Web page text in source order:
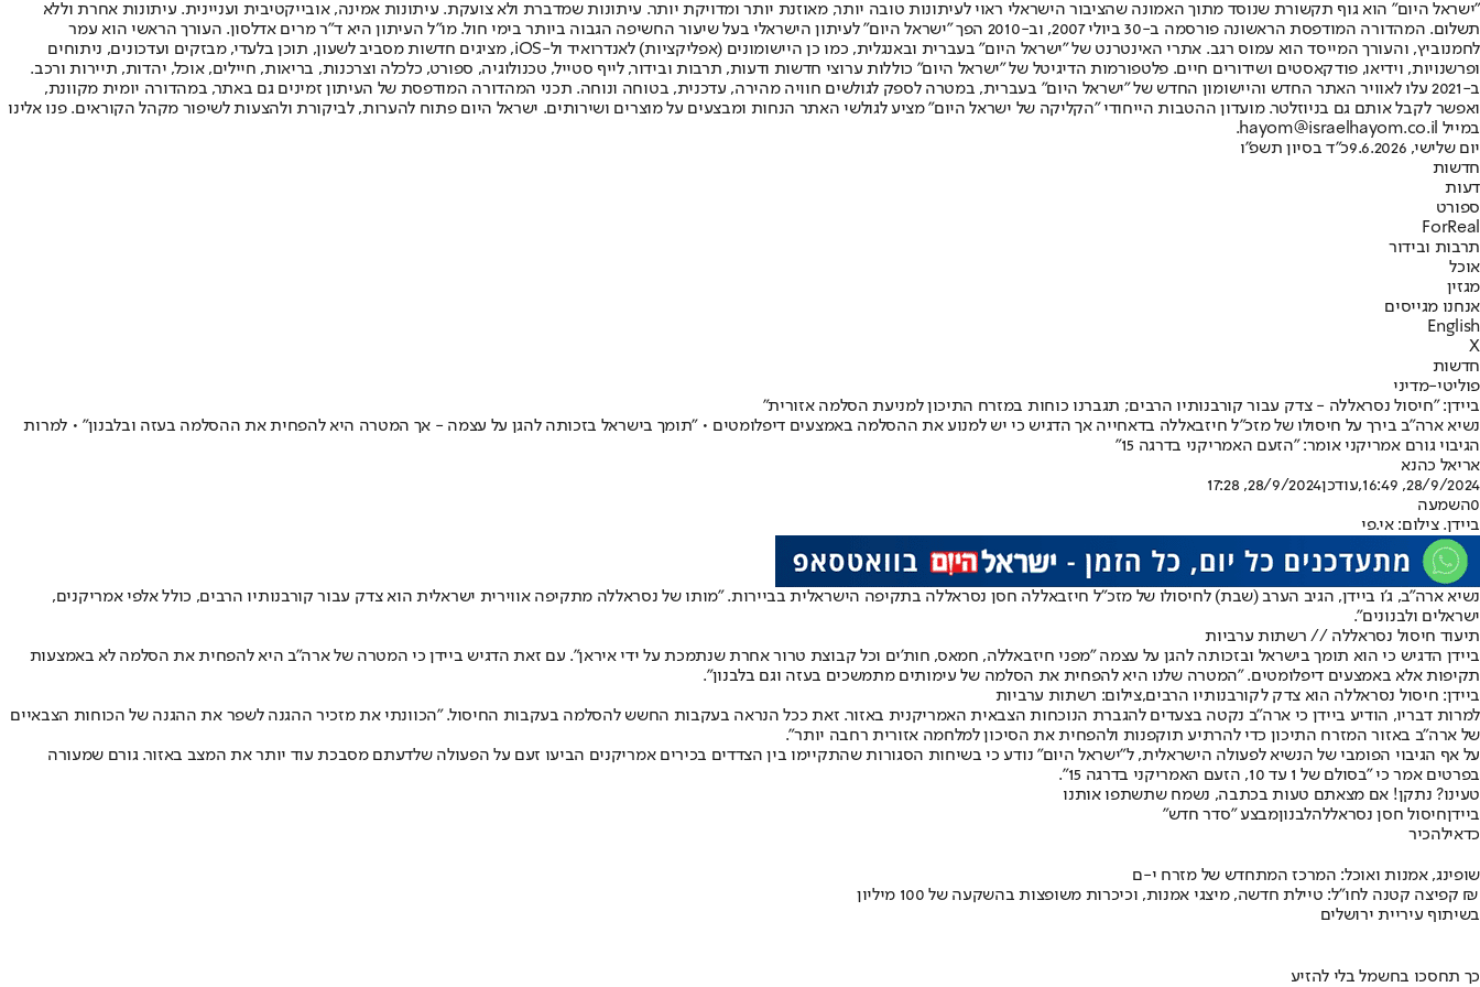
"ישראל היום" הוא גוף תקשורת שנוסד מתוך האמונה שהציבור הישראלי ראוי לעיתונות טובה יותר, מאוזנת יותר ומדויקת יותר. עיתונות שמדברת ולא צועקת. עיתונות אמינה, אובייקטיבית ועניינית. עיתונות אחרת וללא
תשלום. המהדורה המודפסת הראשונה פורסמה ב-30 ביולי 2007, וב-2010 הפך "ישראל היום" לעיתון הישראלי בעל שיעור החשיפה הגבוה ביותר בימי חול. מו"ל העיתון היא ד"ר מרים אדלסון. העורך הראשי הוא עמר
לחמנוביץ, והעורך המייסד הוא עמוס רגב. אתרי האינטרנט של "ישראל היום" בעברית ובאנגלית, כמו כן היישומונים (אפליקציות) לאנדרואיד ול-iOS, מציגים חדשות מסביב לשעון, תוכן בלעדי, מבזקים ועדכונים, ניתוחים
ופרשנויות, וידיאו, פודקאסטים ושידורים חיים. פלטפורמות הדיגיטל של "ישראל היום" כוללות ערוצי חדשות ודעות, תרבות ובידור, לייף סטייל, טכנולוגיה, ספורט, כלכלה וצרכנות, בריאות, חיילים, אוכל, יהדות, תיירות ורכב.
ב-2021 עלו לאוויר האתר החדש והיישומון החדש של "ישראל היום" בעברית, במטרה לספק לגולשים חוויה מהירה, עדכנית, בטוחה ונוחה. תכני המהדורה המודפסת של העיתון זמינים גם באתר, במהדורה יומית מקוונת,
ואפשר לקבל אותם גם בניוזלטר. מועדון ההטבות הייחודי "הקליקה של ישראל היום" מציע לגולשי האתר הנחות ומבצעים על מוצרים ושירותים. ישראל היום פתוח להערות, לביקורת ולהצעות לשיפור מקהל הקוראים. פנו אלינו
במייל hayom@israelhayom.co.il.
יום שלישי, 9.6.2026
כ"ד בסיון תשפ"ו
חדשות
דעות
ספורט
ForReal
תרבות ובידור
אוכל
מגזין
אנחנו מגייסים
English
X
חדשות
פוליטי-מדיני
ביידן: "חיסול נסראללה - צדק עבור קורבנותיו הרבים; תגברנו כוחות במזרח התיכון למניעת הסלמה אזורית"
נשיא ארה"ב בירך על חיסולו של מזכ"ל חיזבאללה בדאחייה אך הדגיש כי יש למנוע את ההסלמה באמצעים דיפלומטים • "תומך בישראל בזכותה להגן על עצמה - אך המטרה היא להפחית את ההסלמה בעזה ובלבנון" • למרות
הגיבוי גורם אמריקני אומר: "הזעם האמריקני בדרגה 15"
אריאל כהנא
28/9/2024, 16:49
,עודכן28/9/2024, 17:28
0השמעה
ביידן. צילום: אי.פי
נשיא ארה"ב, ג'ו ביידן, הגיב הערב (שבת) לחיסולו של מזכ"ל חיזבאללה חסן נסראללה בתקיפה הישראלית בביירות. "מותו של נסראללה מתקיפה אווירית ישראלית הוא צדק עבור קורבנותיו הרבים, כולל אלפי אמריקנים,
ישראלים ולבנונים".
תיעוד חיסול נסראללה // רשתות ערביות
ביידן הדגיש כי הוא תומך בישראל ובזכותה להגן על עצמה "מפני חיזבאללה, חמאס, חות'ים וכל קבוצת טרור אחרת שנתמכת על ידי איראן". עם זאת הדגיש ביידן כי המטרה של ארה"ב היא להפחית את הסלמה לא באמצעות
תקיפות אלא באמצעים דיפלומטים. "המטרה שלנו היא להפחית את הסלמה של עימותים מתמשכים בעזה וגם בלבנון".
ביידן: חיסול נסראללה הוא צדק לקורבנותיו הרבים,צילום: רשתות ערביות
למרות דבריו, הודיע ביידן כי ארה"ב נקטה בצעדים להגברת הנוכחות הצבאית האמריקנית באזור. זאת ככל הנראה בעקבות החשש להסלמה בעקבות החיסול. "הכוונתי את מזכיר ההגנה לשפר את ההגנה של הכוחות הצבאיים
של ארה"ב באזור המזרח התיכון כדי להרתיע תוקפנות ולהפחית את הסיכון למלחמה אזורית רחבה יותר".
על אף הגיבוי הפומבי של הנשיא לפעולה הישראלית, ל"ישראל היום" נודע כי בשיחות הסגורות שהתקיימו בין הצדדים בכירים אמריקנים הביעו זעם על הפעולה שלדעתם מסבכת עוד יותר את המצב באזור. גורם שמעורה
בפרטים אמר כי "בסולם של 1 עד 10, הזעם האמריקני בדרגה 15".
טעינו? נתקן! אם מצאתם טעות בכתבה, נשמח שתשתפו אותנו
ביידןחיסול חסן נסראללהלבנוןמבצע "סדר חדש"
כדאילהכיר
שופינג, אמנות ואוכל: המרכז המתחדש של מזרח י-ם
קפיצה קטנה לחו"ל: טיילת חדשה, מיצגי אמנות, וכיכרות משופצות בהשקעה של 100 מיליון ₪
בשיתוף עיריית ירושלים
כך תחסכו בחשמל בלי להזיע